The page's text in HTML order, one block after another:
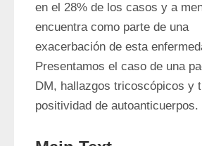
en el 28% de los casos y a
encuentra como parte de una
exacerbación de esta
Presentamos el caso de una
DM, hallazgos tricoscópicos y
positividad de autoanticuerpos.